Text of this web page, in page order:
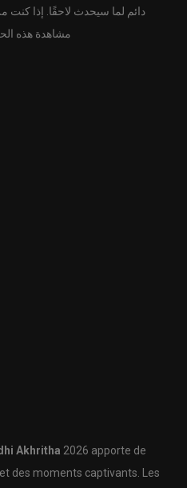
دائم لما سيحدث لاحقًا. إذا
مشاهدة هذه
Akhritha 2026 apporte de
des moments captivants. Les